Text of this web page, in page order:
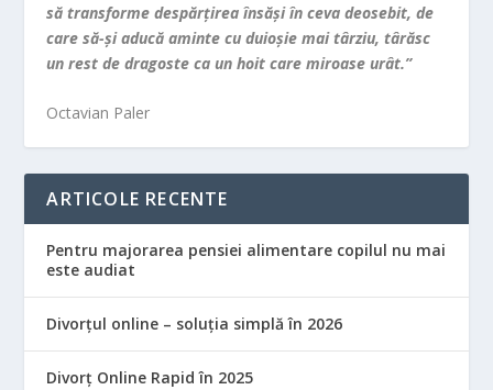
să transforme despărţirea însăşi în ceva deosebit, de
care să-şi aducă aminte cu duioşie mai târziu, târăsc
un rest de dragoste ca un hoit care miroase urât.”
Octavian Paler
ARTICOLE RECENTE
Pentru majorarea pensiei alimentare copilul nu mai
este audiat
Divorțul online – soluția simplă în 2026
Divorț Online Rapid în 2025